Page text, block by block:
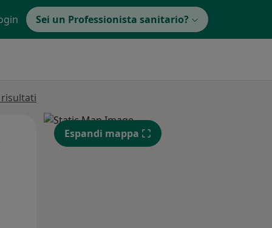
Sei un Professionista sanitario?
Mer, Gio,
13 Ago
Espandi mappa